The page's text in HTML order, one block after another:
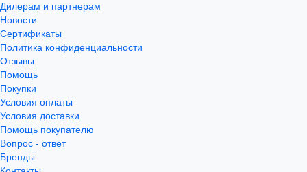
Дилерам и партнерам
Новости
Сертификаты
Политика конфиденциальности
Отзывы
Помощь
Покупки
Условия оплаты
Условия доставки
Помощь покупателю
Вопрос - ответ
Бренды